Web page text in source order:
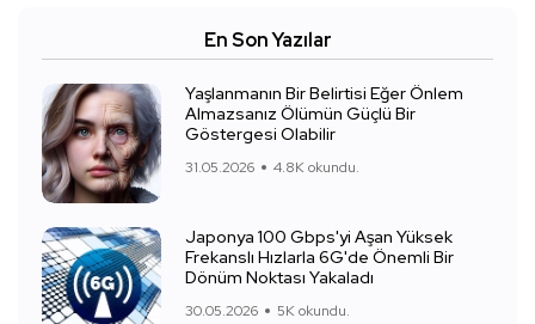
En Son Yazılar
Yaşlanmanın Bir Belirtisi Eğer Önlem
Almazsanız Ölümün Güçlü Bir
Göstergesi Olabilir
31.05.2026 4.8K okundu.
Japonya 100 Gbps'yi Aşan Yüksek
Frekanslı Hızlarla 6G'de Önemli Bir
Dönüm Noktası Yakaladı
30.05.2026 5K okundu.